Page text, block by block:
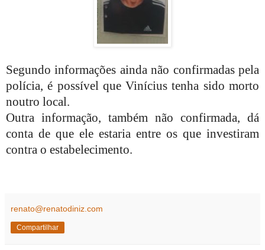
Segundo informações ainda não confirmadas pela
polícia, é possível que Vinícius tenha sido morto
noutro local.
Outra informação, também não confirmada, dá
conta de que ele estaria entre os que investiram
contra o estabelecimento.
renato@renatodiniz.com
Compartilhar